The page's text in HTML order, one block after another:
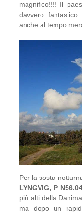
magnifico!!!! Il
davvero
anche al tempo
Per la sosta
LYNGVIG, P
più alti della
ma dopo un